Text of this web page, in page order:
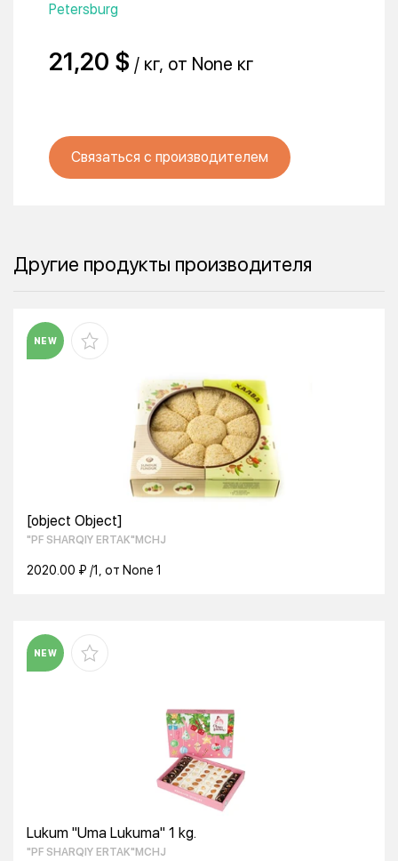
Petersburg
21,20 $ / кг, от None кг
Связаться с производителем
Другие продукты производителя
NEW
[object Object]
"PF SHARQIY ERTAK"MCHJ
2020.00 ₽ /1, от None 1
NEW
Lukum "Uma Lukuma" 1 kg.
"PF SHARQIY ERTAK"MCHJ